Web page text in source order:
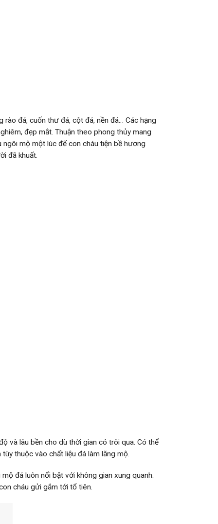
đá, cuốn thư đá, cột đá, nền đá… Các hạng
đẹp mắt. Thuận theo phong thủy mang
ngôi mộ một lúc để con cháu tiện bề hương
đã khuất.
và lâu bền cho dù thời gian có trôi qua. Có thể
thuộc vào chất liệu đá làm lăng mộ.
đá luôn nổi bật với không gian xung quanh.
cháu gửi gắm tới tổ tiên.